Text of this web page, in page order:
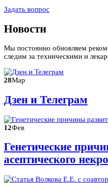
Задать вопрос
Новости
Мы постоянно обновляем
следим за техническими и
28Мар
Дзен и Телеграм
12Фев
Генетические
асептического